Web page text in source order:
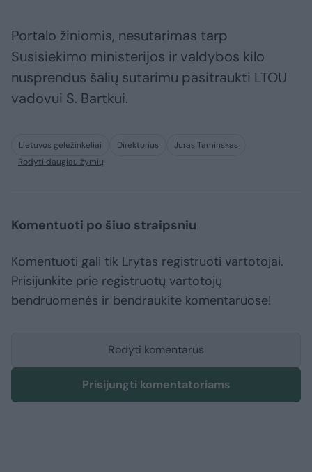
Portalo žiniomis, nesutarimas tarp
Susisiekimo ministerijos ir valdybos kilo
nusprendus šalių sutarimu pasitraukti LTOU
vadovui S. Bartkui.
Lietuvos geležinkeliai Direktorius
Juras Taminskas
Rodyti daugiau žymių
Komentuoti po šiuo straipsniu
Komentuoti gali tik Lrytas registruoti vartotojai.
Prisijunkite prie registruotų vartotojų
bendruomenės ir bendraukite komentaruose!
Rodyti komentarus
Prisijungti komentatoriams